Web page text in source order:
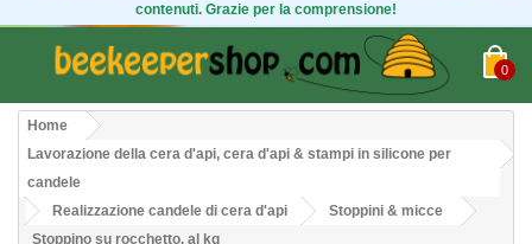
contenuti. Grazie per la comprensione!
0
Home
Lavorazione della cera d'api, cera d'api & stampi in silicone per
candele
Realizzazione candele di cera d'api
Stoppini & micce
Stoppino su rocchetto, al kg